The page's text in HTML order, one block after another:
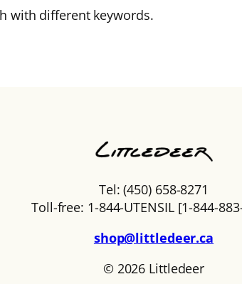
with different keywords.
Tel: (450) 658-8271
Toll-free: 1-844-UTENSIL [1-844-
shop@littledeer.ca
© 2026 Littledeer